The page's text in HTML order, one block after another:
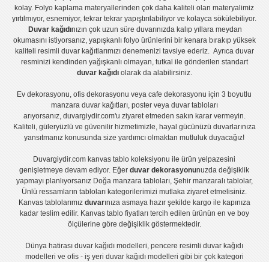
kolay. Folyo kaplama materyallerinden çok daha kaliteli olanmateryalimiz
yırtılmıyor, esnemiyor, tekrar tekrar yapıştırılabiliyor ve kolayca sökülebiliyor.
Duvar kağıdınızın çok uzun süre duvarınızda kalıp yıllara meydan
okumasını istiyorsanız, yapışkanlı folyoürünlerini bir kenara bırakıp yüksek
kaliteli resimli duvar kağıtlarımızı denemenizi tavsiye ederiz. Ayrıca duvar
resminizi kendinden yağışkanlı olmayan, tutkal ile gönderilen standart
duvar kağıdıolarak da alabilirsiniz.
Ev dekorasyonu,ofis dekorasyonu veyacafe dekorasyonu için3 boyutlu
manzara duvar kağıtları, posterveya duvar tabloları
arıyorsanız, duvargiydir.com'u ziyaret etmeden sakın karar vermeyin.
Kaliteli, güleryüzlü ve güvenilir hizmetimizle, hayal gücünüzü duvarlarınıza
yansıtmanız konusunda size yardımcı olmaktan mutluluk duyacağız!
Duvargiydir.com kanvas tablo koleksiyonu ile ürün yelpazesini
genişletmeye devam ediyor. Eğerduvar dekorasyonunuzda değişiklik
yapmayı planlıyorsanız Doğa manzara tabloları, Şehir manzaralı tablolar,
Ünlü ressamların tabloları kategorilerimizi mutlaka ziyaret etmelisiniz.
Kanvas tablolarımız duvarınıza asmaya hazır şekilde kargo ile kapınıza
kadar teslim edilir. Kanvas tablo fiyatlarıtercih edilen ürünün en ve boy
ölçülerine göre değişiklik göstermektedir.
Dünya hatirası duvar kağıdı modelleri,pencere resimli duvar kağıdı
modelleri ve ofis - iş yeri duvar kağıdı modelleri gibi bir çok kategori